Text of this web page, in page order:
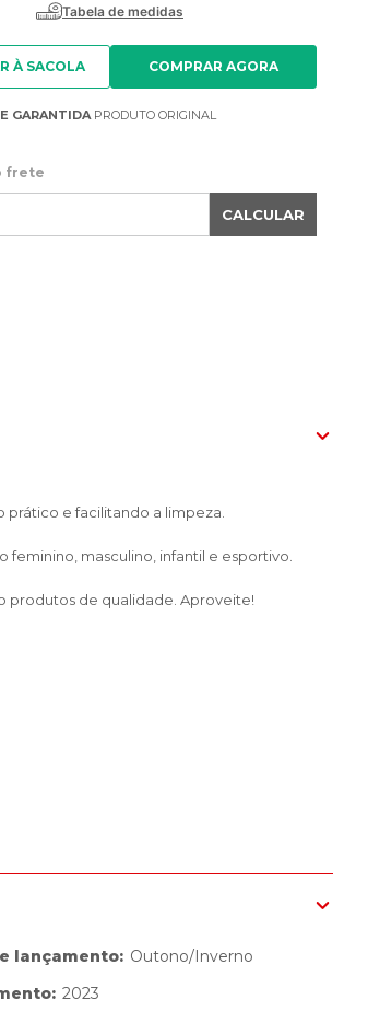
À SACOLA
GARANTIDAPRODUTO ORIGINAL
frete
CALCULAR
e facilitando a limpeza.
feminino, masculino, infantil e esportivo.
produtos de qualidade. Aproveite!
lançamento: Outono/Inverno
: 2023